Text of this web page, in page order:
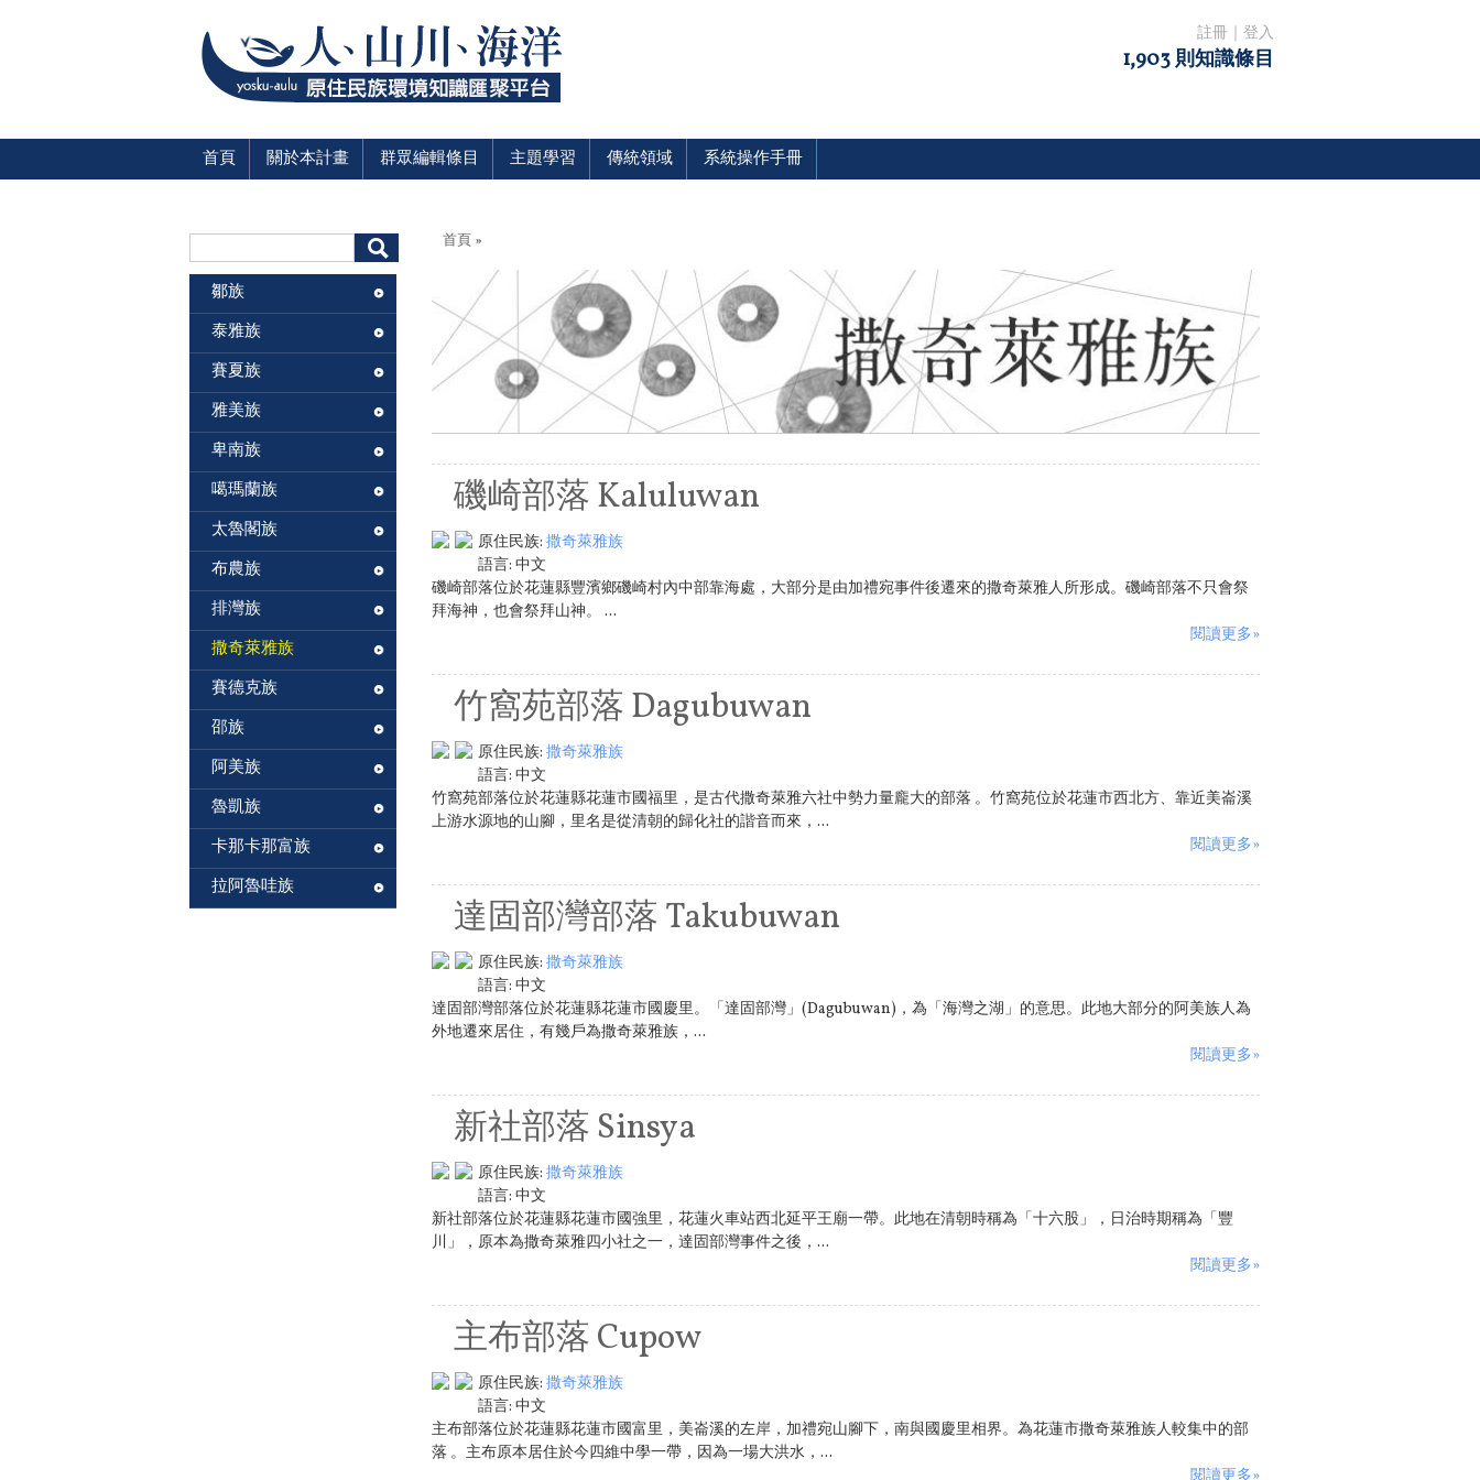
註冊 登入
1,903 則知識條目
首頁 關於本計畫 群眾編輯條目 主題學習 傳統領域 系統操作手冊
您在這裡
首頁 »
磯崎部落 Kaluluwan
原住民族: 撒奇萊雅族
語言: 中文
磯崎部落位於花蓮縣豐濱鄉磯崎村內中部靠海處，大部分是由加禮宛事件後遷來的撒奇萊雅人所形成。磯崎部落不只會祭
拜海神，也會祭拜山神。 ...
閱讀更多»
竹窩苑部落 Dagubuwan
原住民族: 撒奇萊雅族
語言: 中文
竹窩苑部落位於花蓮縣花蓮市國福里，是古代撒奇萊雅六社中勢力量龐大的部落 。竹窩苑位於花蓮市西北方、靠近美崙溪
上游水源地的山腳，里名是從清朝的歸化社的諧音而來，...
閱讀更多»
達固部灣部落 Takubuwan
原住民族: 撒奇萊雅族
語言: 中文
達固部灣部落位於花蓮縣花蓮市國慶里。「達固部灣」(Dagubuwan)，為「海灣之湖」的意思。此地大部分的阿美族人為
外地遷來居住，有幾戶為撒奇萊雅族，...
閱讀更多»
新社部落 Sinsya
原住民族: 撒奇萊雅族
語言: 中文
新社部落位於花蓮縣花蓮市國強里，花蓮火車站西北延平王廟一帶。此地在清朝時稱為「十六股」，日治時期稱為「豐
川」，原本為撒奇萊雅四小社之一，達固部灣事件之後，...
閱讀更多»
主布部落 Cupow
原住民族: 撒奇萊雅族
語言: 中文
主布部落位於花蓮縣花蓮市國富里，美崙溪的左岸，加禮宛山腳下，南與國慶里相界。為花蓮市撒奇萊雅族人較集中的部
落 。主布原本居住於今四維中學一帶，因為一場大洪水，...
鄒族
泰雅族
賽夏族
雅美族
卑南族
噶瑪蘭族
太魯閣族
布農族
排灣族
撒奇萊雅族
賽德克族
邵族
阿美族
魯凱族
卡那卡那富族
拉阿魯哇族